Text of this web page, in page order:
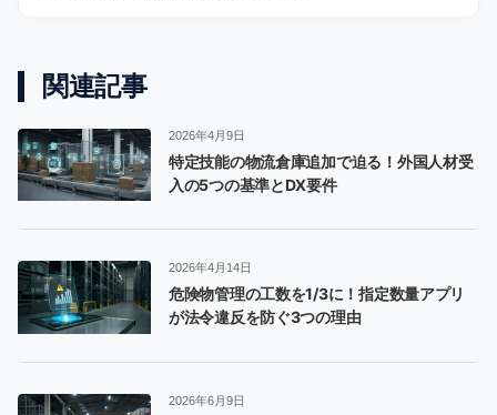
関連記事
2026年4月9日
特定技能の物流倉庫追加で迫る！外国人材受
入の5つの基準とDX要件
2026年4月14日
危険物管理の工数を1/3に！指定数量アプリ
が法令違反を防ぐ3つの理由
2026年6月9日